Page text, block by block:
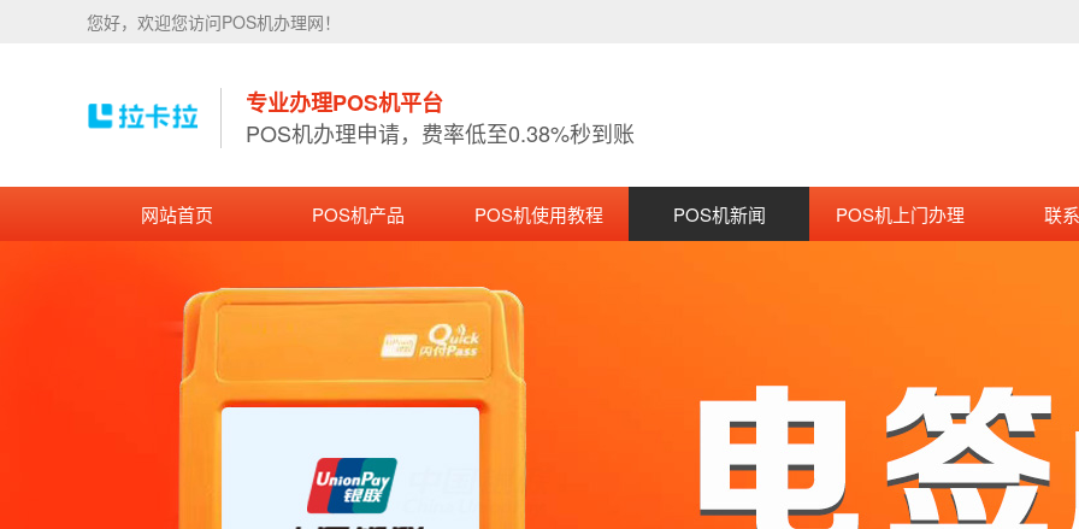
您好，欢迎您访问POS机办理网！
专业办理POS机平台
POS机办理申请，费率低至0.38%秒到账
网站首页 POS机产品 POS机使用教程 POS机新闻 POS机上门办理 联